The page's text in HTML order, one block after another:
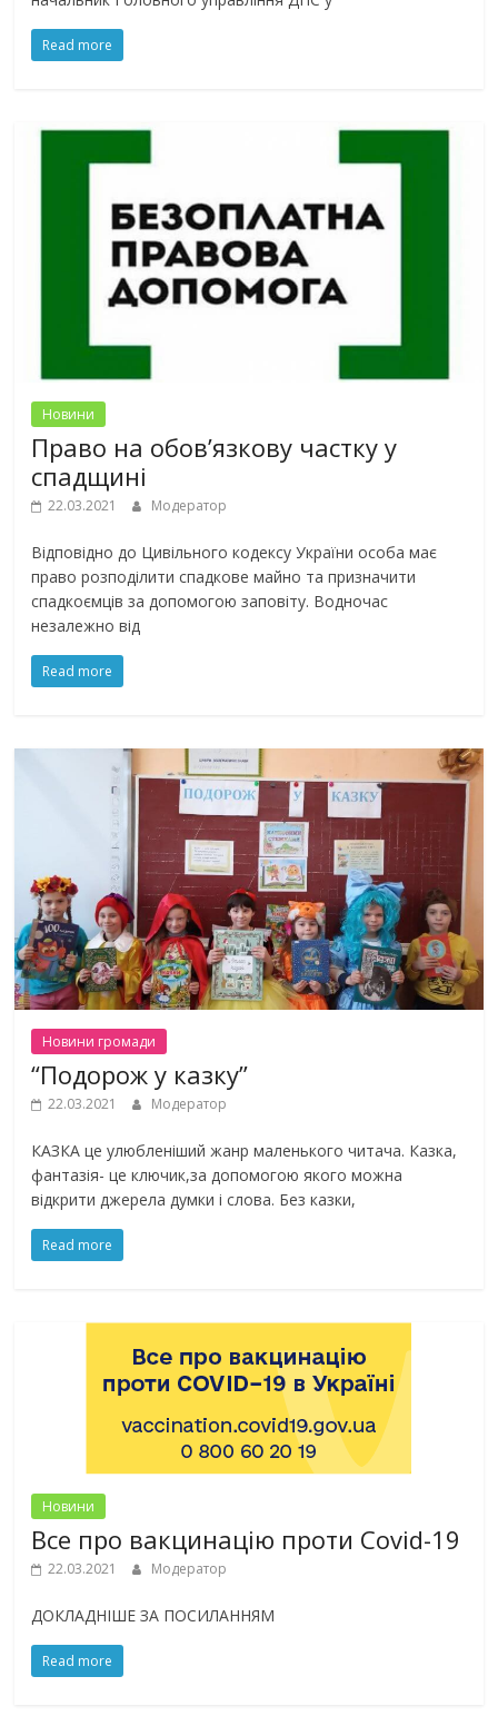
Read more
Новини
Право на обов’язкову частку у
спадщині
22.03.2021 Модератор
Відповідно до Цивільного кодексу України особа має
право розподілити спадкове майно та призначити
спадкоємців за допомогою заповіту. Водночас
незалежно від
Read more
Новини громади
“Подорож у казку”
22.03.2021 Модератор
КАЗКА це улюбленіший жанр маленького читача. Казка,
фантазія- це ключик,за допомогою якого можна
відкрити джерела думки і слова. Без казки,
Read more
Новини
Все про вакцинацію проти Covid-19
22.03.2021 Модератор
ДОКЛАДНІШЕ ЗА ПОСИЛАННЯМ
Read more